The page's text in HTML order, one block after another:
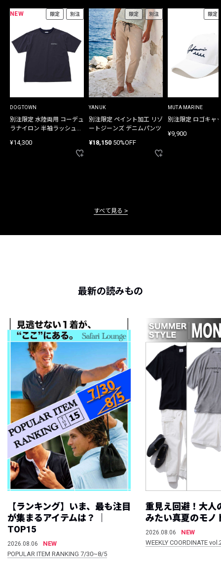
NEW 限定 別注
DOGTOWN
別注限定 水陸両用 コーデュ
ラナイロン 半袖ラッシュガ
¥14,300
限定 別注
YANUK
別注限定 ペイント加工 リゾ
ートジーンズ デニムパンツ
¥18,150 50%OFF
限定
MUTA MARINE
別注限定 ロゴキャ
¥9,900
すべて見る
最新の読みもの
【ランキング】いま、最も注目
が集まるアイテムは？ ｜
TOP15
2026.08.06
NEW
POPULAR ITEM RANKING 7/30~8/5
重見え回避！大人
みたい真夏のモノ
2026.08.06
NEW
WEEKLY COORDINATE